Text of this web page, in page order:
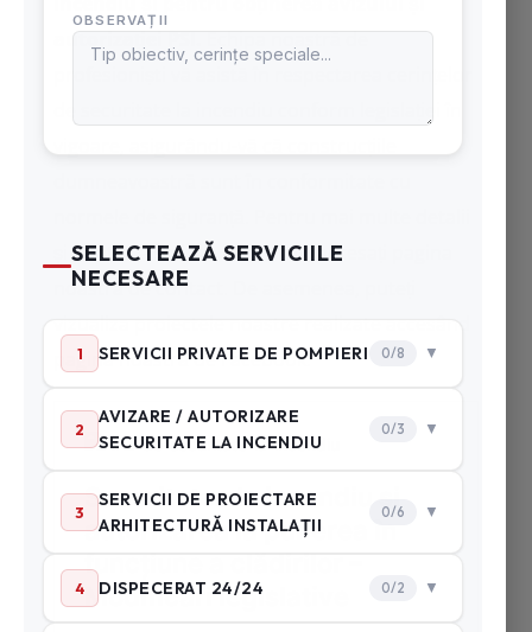
autorizației PSI.Echipa noastră de
și pentru a solicita informații,accesați pagina
noastră de contact
pagina noastră de Facebook.